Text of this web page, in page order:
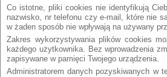
Co istotne, pliki cookies nie identyfikują
nazwisko, nr telefonu czy e-mail, które nie
w żaden sposób nie wpływają na używany
Zakres wykorzystywania plików cookies
każdego użytkownika. Bez wprowadzenia
zapisywane w pamięci Twojego urządzenia.
Administratorem danych pozyskiwanych w